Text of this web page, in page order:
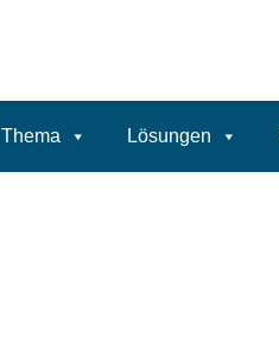
Thema Lösungen